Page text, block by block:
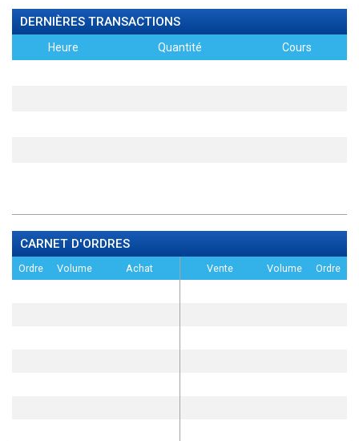
DERNIÈRES TRANSACTIONS
Heure Quantité Cours
CARNET D'ORDRES
Ordre Volume Achat Vente Volume Ordre